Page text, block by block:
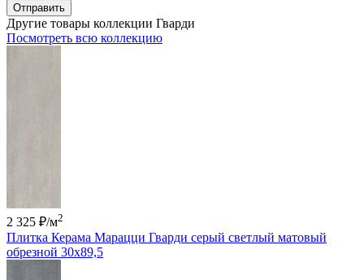
Отправить
Другие товары коллекции Гварди
Посмотреть всю коллекцию
2 325 ₽/м2
Плитка Керама Марацци Гварди серый светлый матовый
обрезной 30x89,5